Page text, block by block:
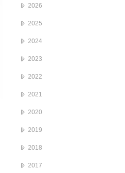
2026
2025
2024
2023
2022
2021
2020
2019
2018
2017